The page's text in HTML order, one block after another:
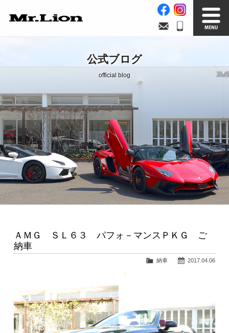
在庫車情報 買取無料査定
Factory
自社工場 サービス案内
Official Blog
公式ブログ
Company info.
会社案内
公式ブログ
official blog
ＡＭＧ ＳＬ６３ パフォ－マンスＰＫＧ ご
納車
2017.04.06
納車